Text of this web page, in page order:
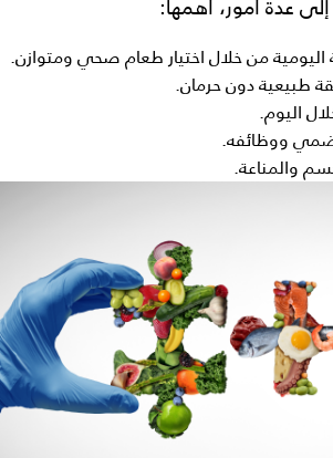
إلى عدة أمور، أهمها:
اليومية من خلال اختيار طعام صحي ومتوازن.
طبيعية دون حرمان.
اليوم.
ووظائفه.
والمناعة.